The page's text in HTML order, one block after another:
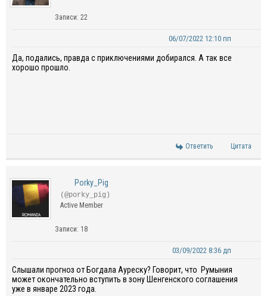
Записи: 22
06/07/2022 12:10 пп
Да, подались, правда с приключениями добирался. А так все
хорошо прошло.
Ответить Цитата
Porky_Pig
(@porky_pig)
Active Member
Записи: 18
03/09/2022 8:36 дп
Слышали прогноз от Богдала Ауреску? Говорит, что Румыния
может окончательно вступить в зону Шенгенского соглашения
уже в январе 2023 года.